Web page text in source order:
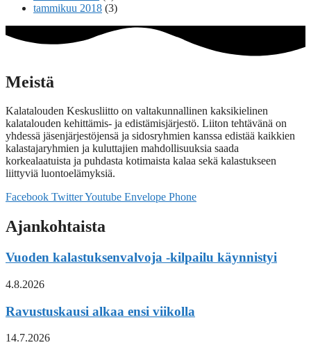
tammikuu 2018 (3)
Meistä
Kalatalouden Keskusliitto on valtakunnallinen kaksikielinen
kalatalouden kehittämis- ja edistämisjärjestö. Liiton tehtävänä on
yhdessä jäsenjärjestöjensä ja sidosryhmien kanssa edistää kaikkien
kalastajaryhmien ja kuluttajien mahdollisuuksia saada
korkealaatuista ja puhdasta kotimaista kalaa sekä kalastukseen
liittyviä luontoelämyksiä.
Facebook TwitterYoutube Envelope Phone
Ajankohtaista
Vuoden kalastuksenvalvoja -kilpailu käynnistyi
4.8.2026
Ravustuskausi alkaa ensi viikolla
14.7.2026